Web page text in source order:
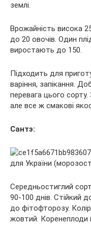
землі.
Врожайність висока
до 20 овочів. Один
виростають до 150.
Підходить для
варіння, запікання.
перевага цього
але все ж смакові
Сантэ:
Середньостиглий
90-100 днів. Стійкий
до фітофторозу.
жовтий. Коренеплоди